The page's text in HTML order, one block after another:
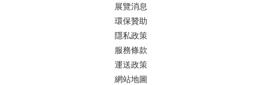
展覽消息
環保贊助
隱私政策
服務條款
運送政策
網站地圖